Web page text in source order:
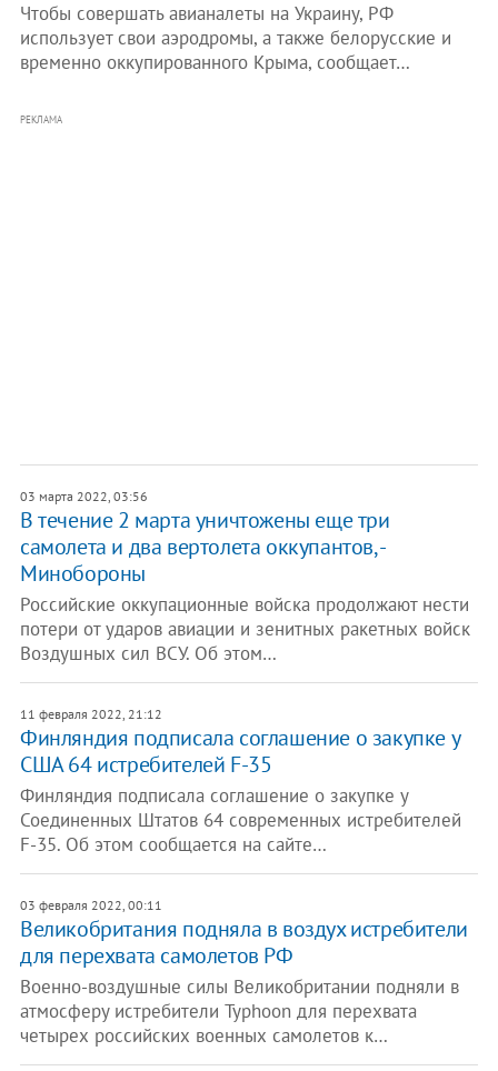
Чтобы совершать авианалеты на Украину, РФ
использует свои аэродромы, а также белорусские и
временно оккупированного Крыма, сообщает…
РЕКЛАМА
03 марта 2022, 03:56
В течение 2 марта уничтожены еще три
самолета и два вертолета оккупантов, -
Минобороны
Российские оккупационные войска продолжают нести
потери от ударов авиации и зенитных ракетных войск
Воздушных сил ВСУ. Об этом…
11 февраля 2022, 21:12
Финляндия подписала соглашение о закупке у
США 64 истребителей F-35
Финляндия подписала соглашение о закупке у
Соединенных Штатов 64 современных истребителей
F-35. Об этом сообщается на сайте…
03 февраля 2022, 00:11
Великобритания подняла в воздух истребители
для перехвата самолетов РФ
Военно-воздушные силы Великобритании подняли в
атмосферу истребители Typhoon для перехвата
четырех российских военных самолетов к…